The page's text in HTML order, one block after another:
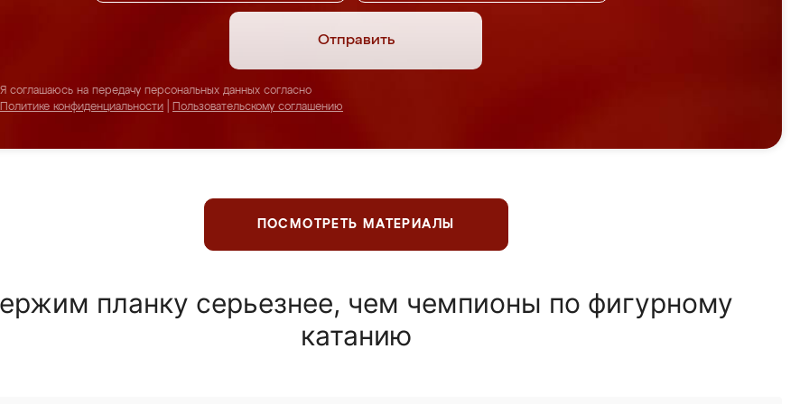
Отправить
Я соглашаюсь на передачу персональных данных согласно
Политике конфиденциальности
Пользовательскому соглашению
ПОСМОТРЕТЬ МАТЕРИАЛЫ
планку серьезнее, чем чемпионы по фигурному
катанию